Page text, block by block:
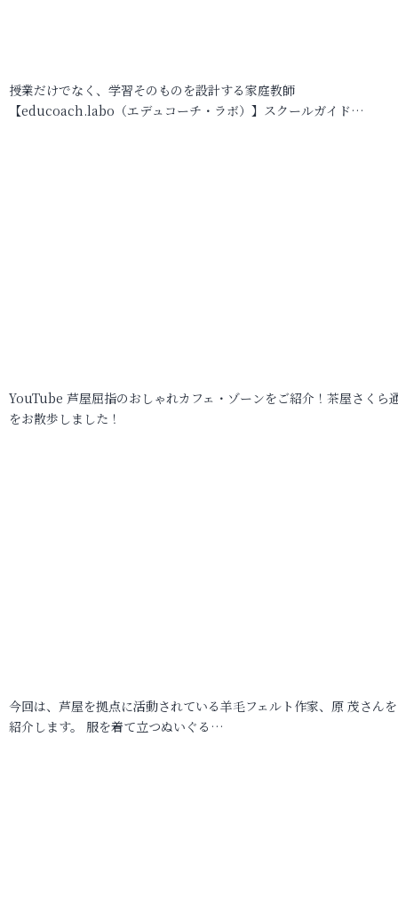
授業だけでなく、学習そのものを設計する家庭教師
【educoach.labo（エデュコーチ・ラボ）】スクールガイド…
YouTube 芦屋屈指のおしゃれカフェ・ゾーンをご紹介！茶屋さくら
をお散歩しました！
今回は、芦屋を拠点に活動されている羊毛フェルト作家、原 茂さん
紹介します。 服を着て立つぬいぐる…